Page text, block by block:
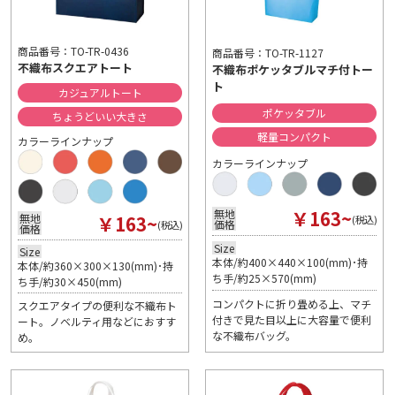
商品番号：TO-TR-0436
不織布スクエアトート
カジュアルトート
ちょうどいい大きさ
カラーラインナップ
無地
価格 ￥163~(税込)
Size
本体/約360×300×130(mm)･持
ち手/約30×450(mm)
スクエアタイプの便利な不織布ト
ート。ノベルティ用などにおすす
め。
商品番号：TO-TR-1127
不織布ポケッタブルマチ付トー
ト
ポケッタブル
軽量コンパクト
カラーラインナップ
無地
価格 ￥163~(税込)
Size
本体/約400×440×100(mm)･持
ち手/約25×570(mm)
コンパクトに折り畳める上、マチ
付きで見た目以上に大容量で便利
な不織布バッグ。